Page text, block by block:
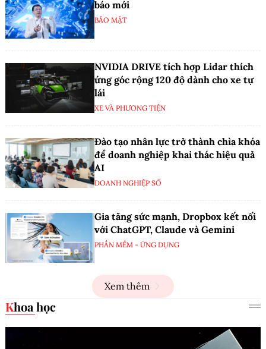
báo mới
BẢO MẬT
NVIDIA DRIVE tích hợp Lidar thích
ứng góc rộng 120 độ dành cho xe tự
lái
XE VÀ PHƯƠNG TIỆN
Đào tạo nhân lực trở thành chìa khóa
để doanh nghiệp khai thác hiệu quả
AI
DOANH NGHIỆP SỐ
Gia tăng sức mạnh, Dropbox kết nối
với ChatGPT, Claude và Gemini
PHẦN MỀM - ỨNG DỤNG
Xem thêm
Khoa học